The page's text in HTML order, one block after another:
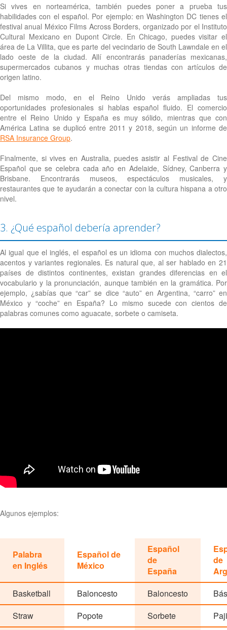
Si vives en norteamérica, también puedes poner a prueba tus
habilidades con el español. Por ejemplo: en Washington DC tienes el
festival anual México Films Across Borders, organizado por el Instituto
Cultural Mexicano en Dupont Circle. En Chicago, puedes visitar el
área de La Villita, que es parte del vecindario de South Lawndale en el
lado oeste de la ciudad. Allí encontrarás panaderías mexicanas,
supermercados cubanos y muchas otras tiendas con artículos de
origen latino.
Del mismo modo, en el Reino Unido verás ampliadas tus
oportunidades profesionales si hablas español fluido. El comercio
entre el Reino Unido y España es muy sólido, mientras que con
América Latina se duplicó entre 2011 y 2018, según un informe de
RSA Insurance Group.
Finalmente, si vives en Australia, puedes asistir al Festival de Cine
Español que se celebra cada año en Adelaide, Sídney, Canberra y
Brisbane. Encontrarás museos, espectáculos musicales, y
restaurantes que te ayudarán a conectar con la cultura hispana a otro
nivel.
3. ¿Qué español debería aprender?
Al igual que el inglés, el español es un idioma con muchos dialectos,
acentos y variantes regionales. Es natural que, al ser hablado en 21
países de distintos continentes, existan grandes diferencias en el
vocabulario y la pronunciación, aunque también en la gramática. Por
ejemplo, ¿sabías que “car” se dice “auto” en Argentina, “carro” en
México y “coche” en España? Lo mismo sucede con cientos de
palabras comunes como aguacate, sorbete o camiseta.
Algunos ejemplos:
Palabra
en Inglés
Español de
México
Español
de
España
de
Basketball
Baloncesto Baloncesto
Straw
Popote Sorbete